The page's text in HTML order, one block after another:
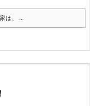
は、 ...